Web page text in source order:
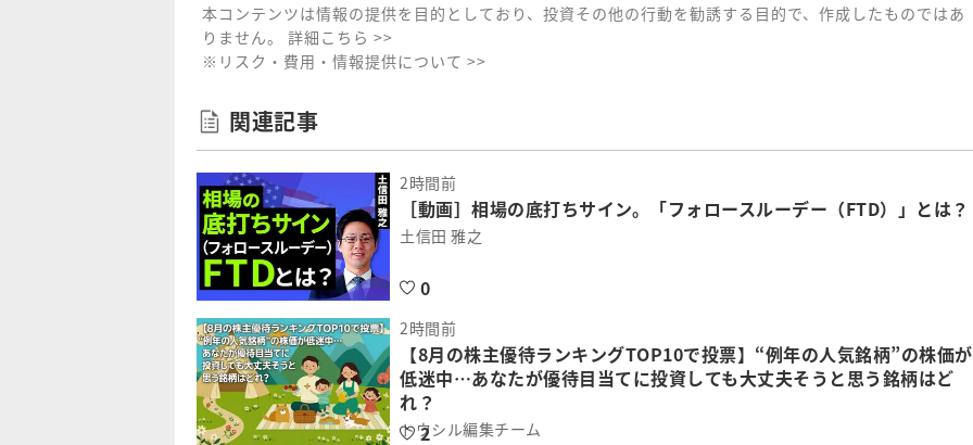
本コンテンツは情報の提供を目的としており、投資その他の行動を勧誘する目的で、作成したものではあ
りません。 詳細こちら >>
※リスク・費用・情報提供について >>
関連記事
2時間前
［動画］相場の底打ちサイン。「フォロースルーデー（FTD）」とは？
土信田 雅之
0
2時間前
【8月の株主優待ランキングTOP10で投票】“例年の人気銘柄”の株価が
低迷中…あなたが優待目当てに投資しても大丈夫そうと思う銘柄はど
れ？
トウシル編集チーム
2